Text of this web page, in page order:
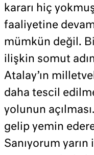
kararı hiç
faaliyetine
mümkün değil.
ilişkin somut
Atalay’ın
daha tescil
yolunun
gelip yemin
Sanıyorum